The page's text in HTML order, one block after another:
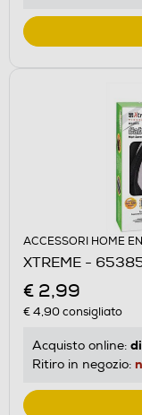
ACCESSORI HOME
XTREME -
€ 2,99
€ 4,90consigliato
Acquisto online:
Ritiro in negozio: